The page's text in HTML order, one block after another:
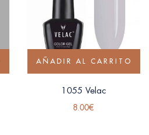
AÑADIR AL CARRITO
1055 Velac
8.00€